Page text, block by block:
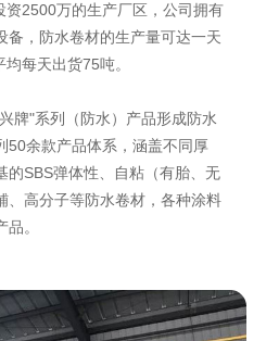
2500万的生产厂区，公司拥有
备，防水卷材的生产量可达一天
每天出货75吨。
牌"系列（防水）产品形成防水
50余款产品体系，涵盖不同厚
的SBS弹体性、自粘（有胎、无
、高分子等防水卷材，各种涂料
。